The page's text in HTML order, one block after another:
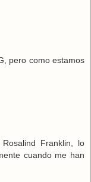
pero como estamos
Franklin, lo
cuando me han